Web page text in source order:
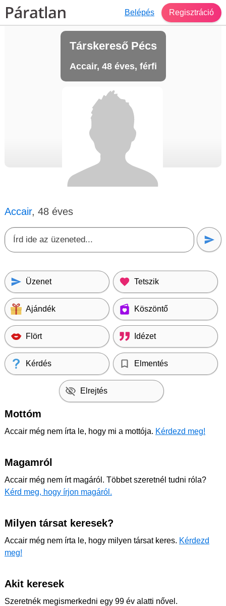
Belépés Regisztráció
Társkereső Pécs
Accair, 48 éves, férfi
Accair, 48 éves
Üzenet Tetszik
Ajándék Köszöntő
Flört Idézet
Kérdés Elmentés
Elrejtés
Mottóm
Accair még nem írta le, hogy mi a mottója. Kérdezd meg!
Magamról
Accair még nem írt magáról. Többet szeretnél tudni róla?
Kérd meg, hogy írjon magáról.
Milyen társat keresek?
Accair még nem írta le, hogy milyen társat keres. Kérdezd
meg!
Akit keresek
Szeretnék megismerkedni egy 99 év alatti nővel.